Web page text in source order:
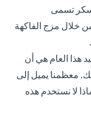
تسمى
خلال مزج الفاكهة
هذا العام هي أن
معظمنا يميل إلى
لا نستخدم هذه